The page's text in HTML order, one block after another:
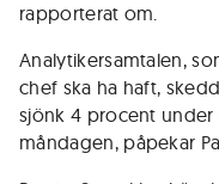
rapporterat om.
Analytikersamtalen,
chef ska ha haft,
sjönk 4 procent under
måndagen, påpekar